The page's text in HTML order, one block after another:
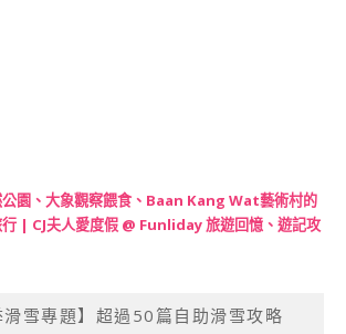
園、大象觀察餵食、Baan Kang Wat藝術村的
| CJ夫人愛度假 @ Funliday 旅遊回憶、遊記攻
滑雪專題】超過50篇自助滑雪攻略